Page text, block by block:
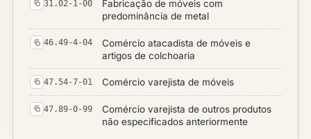
31.02-1-00
Fabricação de móveis com
predominância de metal
46.49-4-04
Comércio atacadista de móveis e
artigos de colchoaria
47.54-7-01 Comércio varejista de móveis
47.89-0-99
Comércio varejista de outros produtos
não especificados anteriormente